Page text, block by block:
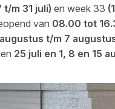
t/m 31 juli) en week 33
van 08.00 tot
t/m 7
25 juli en 1, 8 en 15